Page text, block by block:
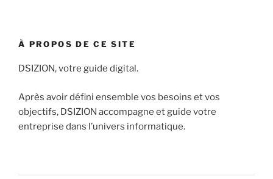
À PROPOS DE CE SITE
DSIZION, votre guide digital.
Après avoir défini ensemble vos besoins et vos
objectifs, DSIZION accompagne et guide votre
entreprise dans l’univers informatique.